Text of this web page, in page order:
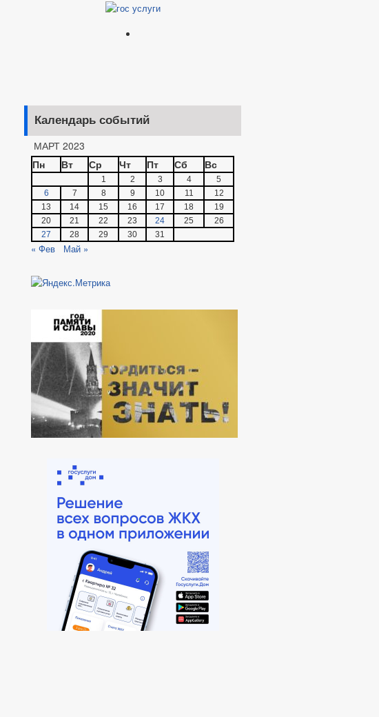
Календарь событий
МАРТ 2023
Пн
Вт Ср Чт Пт Сб Вс
1 2 3 4
5
6
7 8 9 10 11
12
13
14 15 16 17 18
19
20
21 22 23 24 25
26
27
28 29 30 31
« Фев Май »